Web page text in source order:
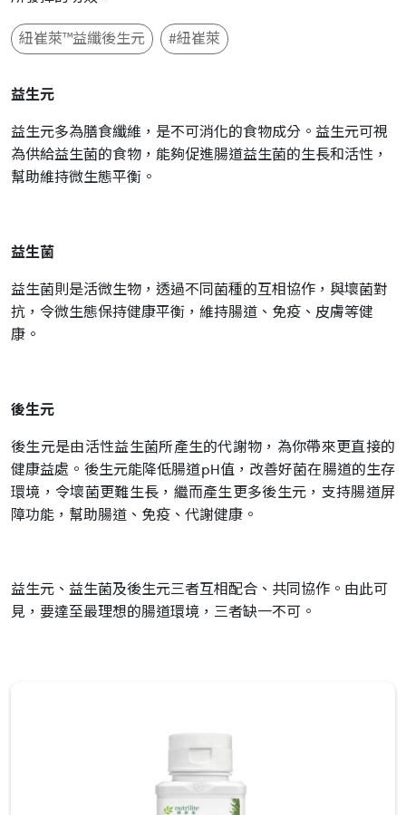
紐崔萊™益纖後生元 #紐崔萊
益生元
益生元多為膳食纖維，是不可消化的食物成分。益生元可視
為供給益生菌的食物，能夠促進腸道益生菌的生長和活性，
幫助維持微生態平衡。
益生菌
益生菌則是活微生物，透過不同菌種的互相協作，與壞菌對
抗，令微生態保持健康平衡，維持腸道、免疫、皮膚等健
康。
後生元
後生元是由活性益生菌所產生的代謝物，為你帶來更直接的
健康益處。後生元能降低腸道pH值，改善好菌在腸道的生存
環境，令壞菌更難生長，繼而產生更多後生元，支持腸道屏
障功能，幫助腸道、免疫、代謝健康。
益生元、益生菌及後生元三者互相配合、共同協作。由此可
見，要達至最理想的腸道環境，三者缺一不可。